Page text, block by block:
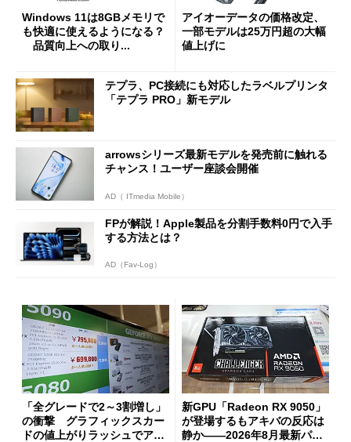
Windows 11は8GBメモリで
も快適に使えるようになる？
品質向上への取り...
アイオーデータの価格改定、
一部モデルは25万円超の大幅
値上げに
テプラ、PC接続にも対応したラベルプリンタ
「テプラ PRO」新モデル
arrowsシリーズ最新モデルを発売前に触れる
チャンス！ユーザー座談会開催
AD（ ITmedia Mobile）
FPが解説！Apple製品を分割手数料0円で入手
する方法とは？
AD（Fav-Log）
「全グレードで2～3割増し」
の衝撃 グラフィックスカー
ドの値上がりラッシュでアキ
新GPU「Radeon RX 9050」
が登場するもアキバの反応は
静か――2026年8月最新パー